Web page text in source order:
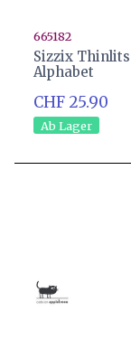
665182
Sizzix
Alphabet
CHF 25.90
Ab Lager